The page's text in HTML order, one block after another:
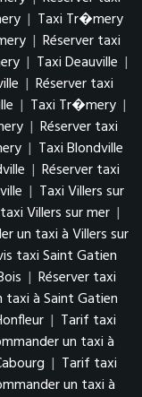
| Taxi Tr�mery
| Réserver taxi
| Taxi Deauville |
| Réserver taxi
| Taxi Tr�mery |
| Réserver taxi
| Taxi Blondville
| Réserver taxi
| Taxi Villers sur
Villers sur mer |
un taxi à Villers sur
taxi Saint Gatien
| Réserver taxi
taxi à Saint Gatien
| Tarif taxi
un taxi à
| Tarif taxi
un taxi à